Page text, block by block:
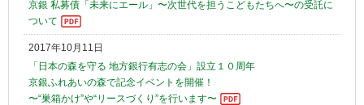
京銀 私募債「未来にエール」〜次世代を担うこどもたちへ〜の受託に
ついて
2017年10月11日
「日本の森を守る 地方銀行有志の会」設立１０周年
京銀ふれあいの森で記念イベントを開催！
〜“巣箱かけ”や“リースづくり”を行います〜